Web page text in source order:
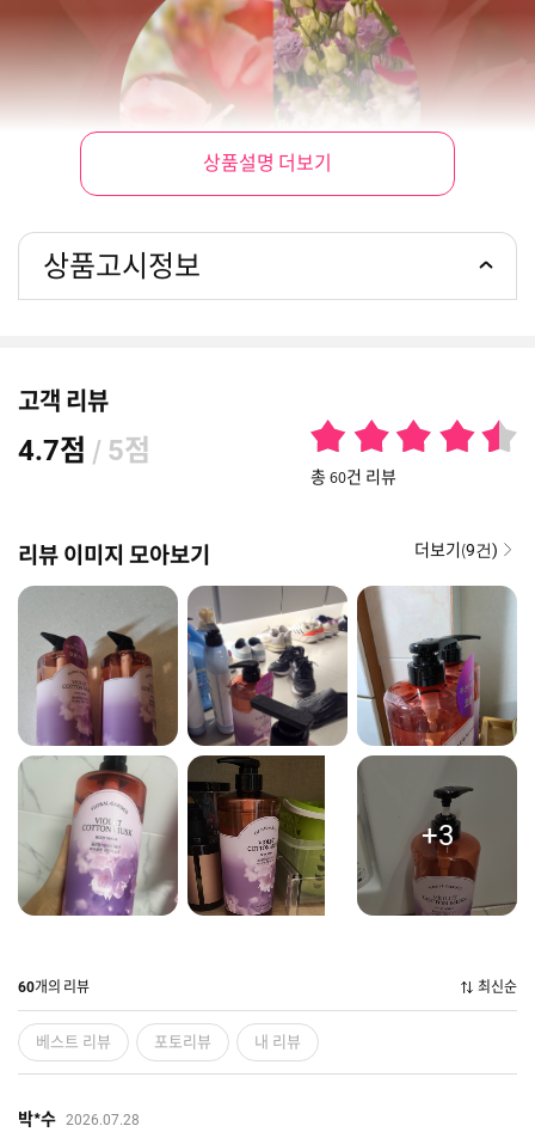
상품설명 더보기
상품고시정보
고객 리뷰
4.7점 / 5점
총 60건 리뷰
리뷰 이미지 모아보기 더보기(9건)
+3
60개의 리뷰 최신순
베스트 리뷰 포토리뷰 내 리뷰
박*수 2026.07.28